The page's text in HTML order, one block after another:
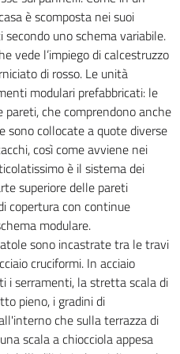
è scomposta nei suoi
uno schema variabile.
vede l’impiego di calcestruzzo
di rosso. Le unità
modulari prefabbricati: le
che comprendono anche
sono collocate a quote diverse
così come avviene nei
è il sistema dei
superiore delle pareti
copertura con continue
modulare.
sono incastrate tra le travi
cruciformi. In acciaio
i serramenti, la stretta scala di
pieno, i gradini di
che sulla terrazza di
scala a chiocciola appesa